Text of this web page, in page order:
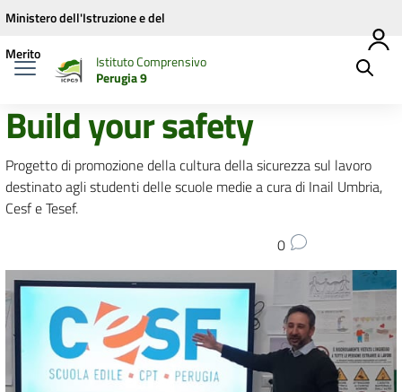
Vai ai contenuti
Vai al menu di navigazione
Vai al footer
Ministero dell'Istruzione e del
Merito
Istituto Comprensivo
Perugia 9
Build your safety
Progetto di promozione della cultura della sicurezza sul lavoro
destinato agli studenti delle scuole medie a cura di Inail Umbria,
Cesf e Tesef.
0